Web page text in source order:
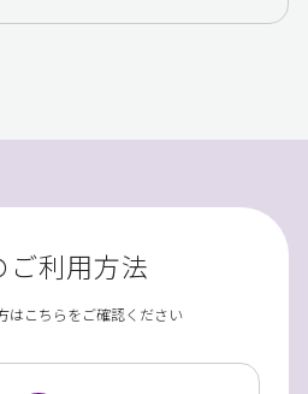
ご利用方法
はこちらをご確認ください